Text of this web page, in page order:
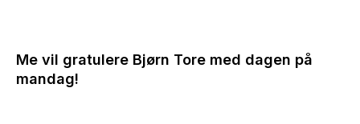
Me vil gratulere Bjørn Tore med dagen på
mandag!